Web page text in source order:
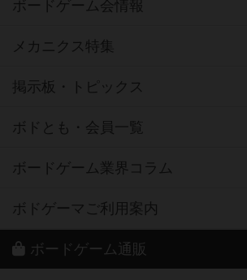
ボードゲーム会情報
メカニクス特集
掲示板・トピックス
ボドとも・会員一覧
ボードゲーム業界コラム
ボドゲーマご利用案内
ボードゲーム通販